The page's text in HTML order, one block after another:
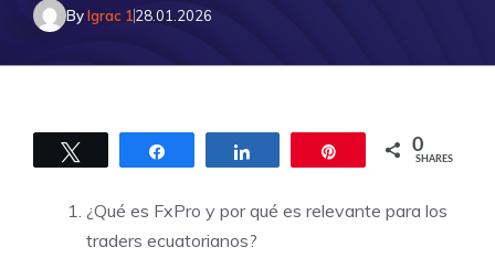
ByIgrac 128.01.2026
0
SHARES
¿Qué es FxPro y por qué es relevante para los
traders ecuatorianos?